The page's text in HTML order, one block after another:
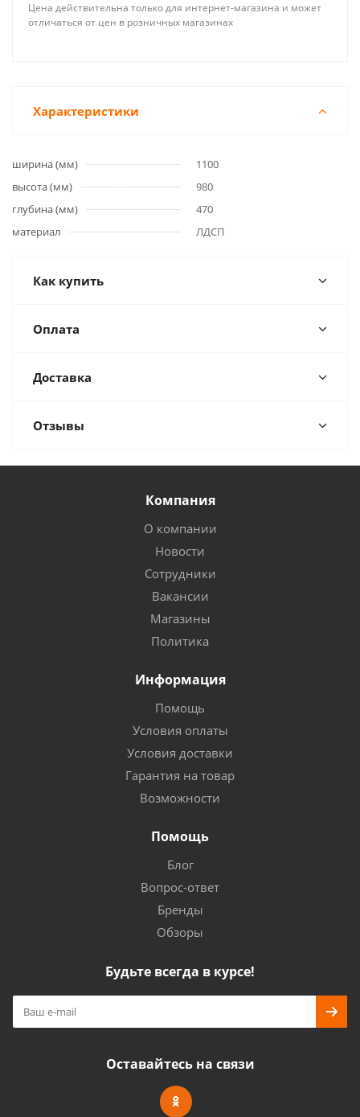
Цена действительна только для интернет-магазина и может
отличаться от цен в розничных магазинах
Характеристики
ширина (мм)
1100
высота (мм)
980
глубина (мм)
470
материал
ЛДСП
Как купить
Оплата
Доставка
Отзывы
Компания
О компании
Новости
Сотрудники
Вакансии
Магазины
Политика
Информация
Помощь
Условия оплаты
Условия доставки
Гарантия на товар
Возможности
Помощь
Блог
Вопрос-ответ
Бренды
Обзоры
Будьте всегда в курсе!
Оставайтесь на связи